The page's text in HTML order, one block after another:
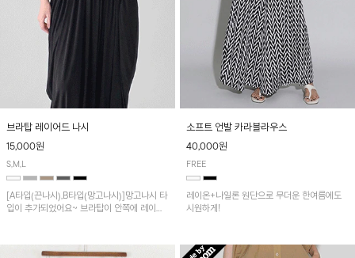
브라탑 레이어드 나시
15,000원
S,M,L
[A타입(끈나시),B타입(망고나시)]망고나시 타
입이 추가되었어요~ 브라탑이 안쪽에 레이어
소프트 언발 카라블라우스
40,000원
FREE
레이온+나일론 원단으로 무더운 한여름에도
시원하게!